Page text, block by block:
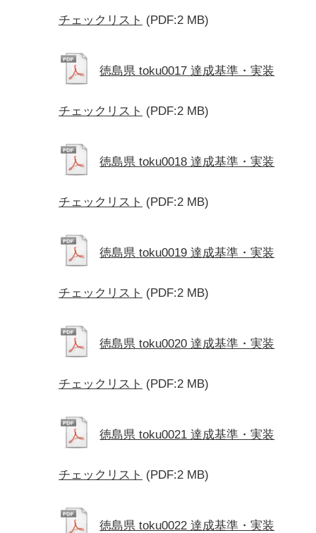
チェックリスト (PDF:2 MB)
徳島県 toku0017 達成基準・実装
チェックリスト (PDF:2 MB)
徳島県 toku0018 達成基準・実装
チェックリスト (PDF:2 MB)
徳島県 toku0019 達成基準・実装
チェックリスト (PDF:2 MB)
徳島県 toku0020 達成基準・実装
チェックリスト (PDF:2 MB)
徳島県 toku0021 達成基準・実装
チェックリスト (PDF:2 MB)
徳島県 toku0022 達成基準・実装